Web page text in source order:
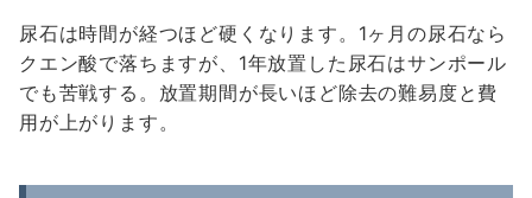
尿石は時間が経つほど硬くなります。1ヶ月の尿石なら
クエン酸で落ちますが、1年放置した尿石はサンポール
でも苦戦する。放置期間が長いほど除去の難易度と費
用が上がります。